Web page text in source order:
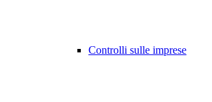
Controlli sulle imprese